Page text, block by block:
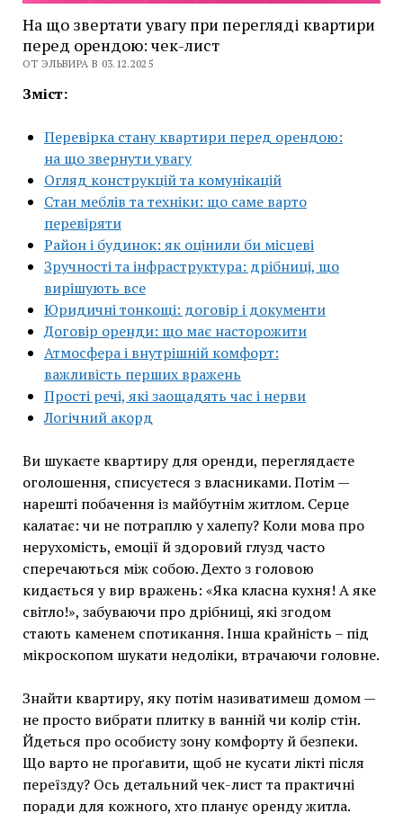
На що звертати увагу при перегляді квартири
перед орендою: чек-лист
ОТ ЭЛЬВИРА В 03.12.2025
Зміст:
Перевірка стану квартири перед орендою:
на що звернути увагу
Огляд конструкцій та комунікацій
Стан меблів та техніки: що саме варто
перевіряти
Район і будинок: як оцінили би місцеві
Зручності та інфраструктура: дрібниці, що
вирішують все
Юридичні тонкощі: договір і документи
Договір оренди: що має насторожити
Атмосфера і внутрішній комфорт:
важливість перших вражень
Прості речі, які заощадять час і нерви
Логічний акорд
Ви шукаєте квартиру для оренди, переглядаєте
оголошення, списуєтеся з власниками. Потім —
нарешті побачення із майбутнім житлом. Серце
калатає: чи не потраплю у халепу? Коли мова про
нерухомість, емоції й здоровий глузд часто
сперечаються між собою. Дехто з головою
кидається у вир вражень: «Яка класна кухня! А яке
світло!», забуваючи про дрібниці, які згодом
стають каменем спотикання. Інша крайність – під
мікроскопом шукати недоліки, втрачаючи головне.
Знайти квартиру, яку потім називатимеш домом —
не просто вибрати плитку в ванній чи колір стін.
Йдеться про особисту зону комфорту й безпеки.
Що варто не проґавити, щоб не кусати лікті після
переїзду? Ось детальний чек-лист та практичні
поради для кожного, хто планує оренду житла.